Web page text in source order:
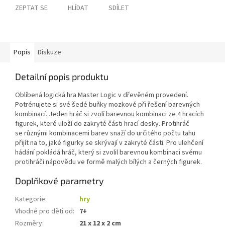
ZEPTAT SE HLÍDAT SDÍLET
Popis Diskuze
Detailní popis produktu
Oblíbená logická hra Master Logic v dřevěném provedení.
Potrénujete si své šedé buňky mozkové při řešení barevných
kombinací. Jeden hráč si zvolí barevnou kombinaci ze 4 hracích
figurek, které uloží do zakryté části hrací desky. Protihráč
se různými kombinacemi barev snaží do určitého počtu tahu
přijít na to, jaké figurky se skrývají v zakryté části. Pro ulehčení
hádání pokládá hráč, který si zvolil barevnou kombinaci svému
protihráči nápovědu ve formě malých bílých a černých figurek.
Doplňkové parametry
Kategorie:
hry
Vhodné pro děti od: 7+
Rozměry: 21 x 12 x 2 cm